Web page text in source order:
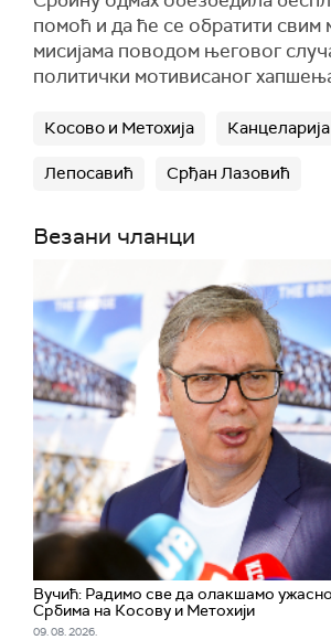
помоћ и да ће се обратити
мисијама поводом његовог
политички мотивисаног
Косово и Метохија
Лепосавић Срђан Лазовић
Везани чланци
Вучић: Радимо све да олакшамо
Србима на Косову и Метохији
09. 08. 2026.